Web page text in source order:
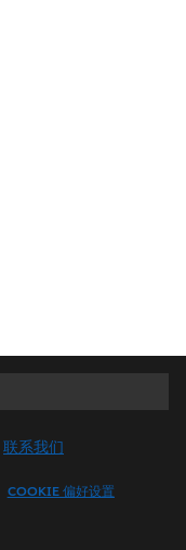
联系我们
COOKIE 偏好设置